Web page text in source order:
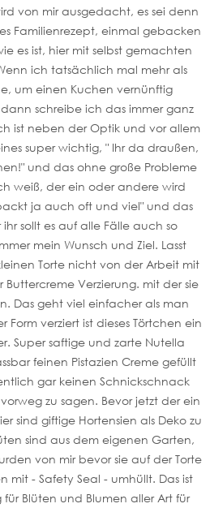
von mir ausgedacht, es sei denn
Familienrezept, einmal gebacken
es ist, hier mit selbst gemachten
ich tatsächlich mal mehr als
um einen Kuchen vernünftig
schreibe ich das immer ganz
ist neben der Optik und vor allem
super wichtig, " Ihr da draußen,
und das ohne große Probleme
weiß, der ein oder andere wird
ja auch oft und viel" und das
sollt es auf alle Fälle auch so
mein Wunsch und Ziel. Lasst
Torte nicht von der Arbeit mit
Verzierung. mit der sie
Das geht viel einfacher als man
verziert ist dieses Törtchen ein
Super saftige und zarte Nutella
feinen Pistazien Creme gefüllt
gar keinen Schnickschnack
zu sagen. Bevor jetzt der ein
sind giftige Hortensien als Deko zu
sind aus dem eigenen Garten,
von mir bevor sie auf der Torte
mit - Safety Seal - umhüllt. Das ist
Blüten und Blumen aller Art für